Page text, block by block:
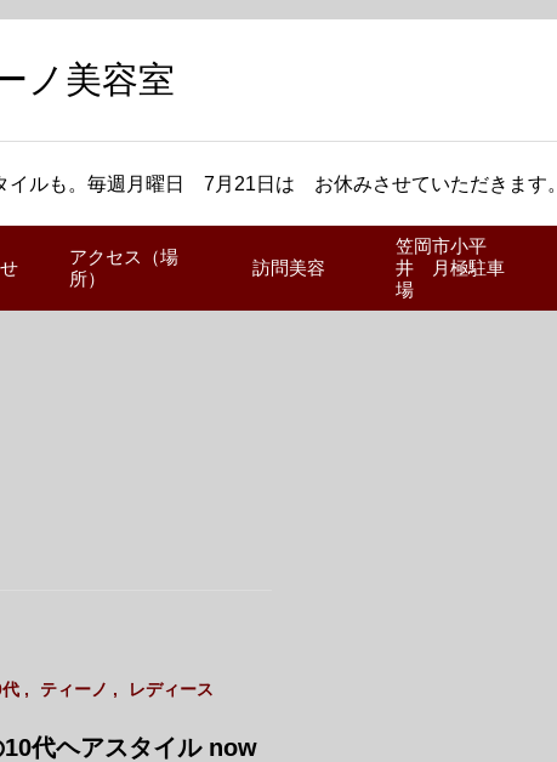
ノ美容室
ルも。毎週月曜日 7月21日は お休みさせていただきます。
アクセス（場
所）
訪問美容
笠岡市小平
井 月極駐車
場
ティーノ レディース
代ヘアスタイル now